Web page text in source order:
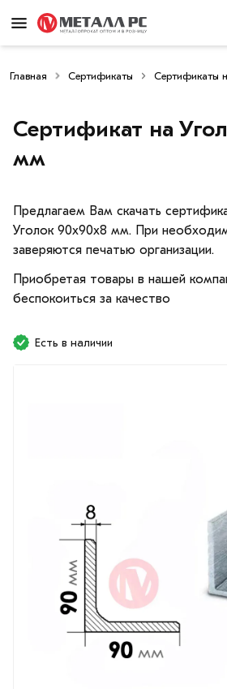
Главная Сертификаты Сертификаты
Сертификат на
мм
Предлагаем Вам скачать
Уголок 90х90х8 мм. При
заверяются печатью организации.
Приобретая товары в нашей
беспокоиться за качество
Есть в наличии